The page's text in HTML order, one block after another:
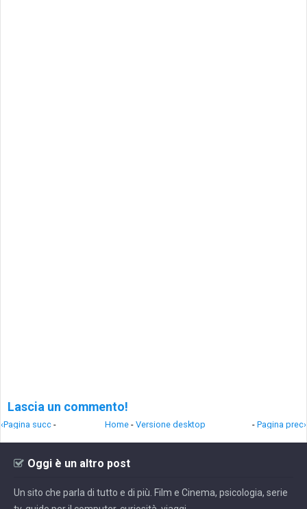
Lascia un commento!
‹Pagina succ - - Pagina prec›
Home - Versione desktop
Oggi è un altro post
Un sito che parla di tutto e di più. Film e Cinema, psicologia, serie